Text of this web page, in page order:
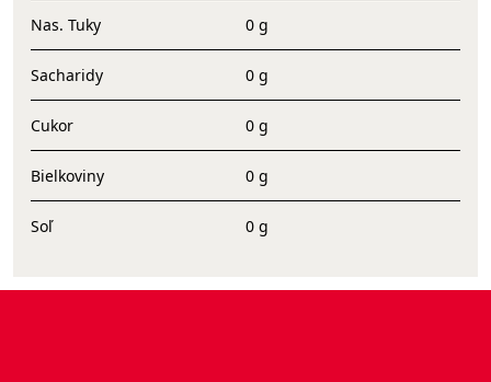
Nas. Tuky 0 g
Sacharidy 0 g
Cukor 0 g
Bielkoviny 0 g
Soľ 0 g